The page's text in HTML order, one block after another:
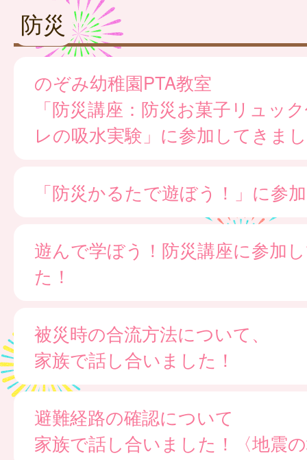
防災
のぞみ幼稚園PTA教室
「防災講座：防災お菓子リュッ
レの吸水実験」に参加してきま
「防災かるたで遊ぼう！」に参
遊んで学ぼう！防災講座に参加
た！
被災時の合流方法について、
家族で話し合いました！
避難経路の確認について
家族で話し合いました！〈地震